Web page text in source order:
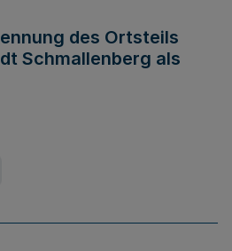
des Ortsteils
Schmallenberg als